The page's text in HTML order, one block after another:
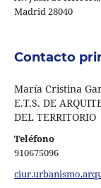
Madrid 28040
Contacto
María Cristina
E.T.S. DE
DEL TERRITORIO
Teléfono
910675096